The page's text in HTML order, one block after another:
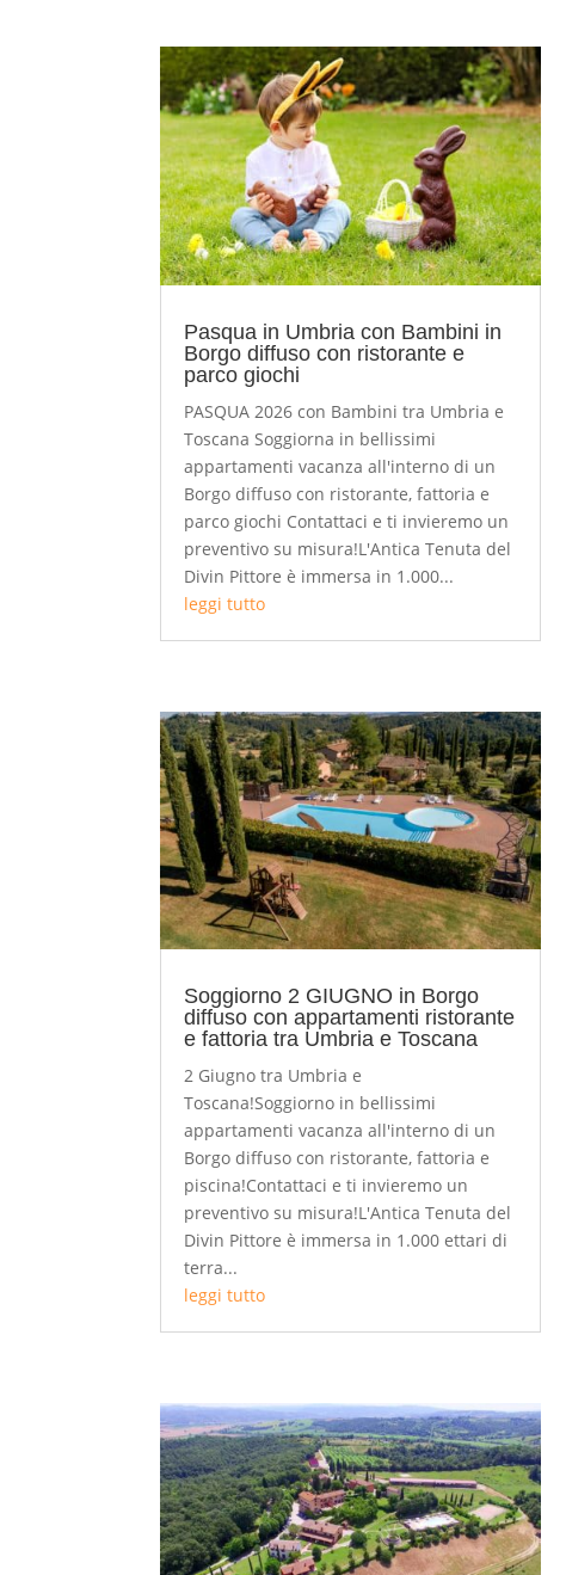
Pasqua in Umbria con Bambini in
Borgo diffuso con ristorante e
parco giochi
PASQUA 2026 con Bambini tra Umbria e
Toscana Soggiorna in bellissimi
appartamenti vacanza all'interno di un
Borgo diffuso con ristorante, fattoria e
parco giochi Contattaci e ti invieremo un
preventivo su misura!L'Antica Tenuta del
Divin Pittore è immersa in 1.000...
leggi tutto
Soggiorno 2 GIUGNO in Borgo
diffuso con appartamenti ristorante
e fattoria tra Umbria e Toscana
2 Giugno tra Umbria e
Toscana!Soggiorno in bellissimi
appartamenti vacanza all'interno di un
Borgo diffuso con ristorante, fattoria e
piscina!Contattaci e ti invieremo un
preventivo su misura!L'Antica Tenuta del
Divin Pittore è immersa in 1.000 ettari di
terra...
leggi tutto